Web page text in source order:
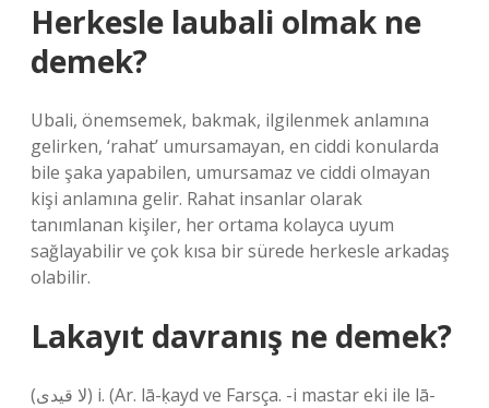
Herkesle laubali olmak ne
demek?
Ubali, önemsemek, bakmak, ilgilenmek anlamına
gelirken, ‘rahat’ umursamayan, en ciddi konularda
bile şaka yapabilen, umursamaz ve ciddi olmayan
kişi anlamına gelir. Rahat insanlar olarak
tanımlanan kişiler, her ortama kolayca uyum
sağlayabilir ve çok kısa bir sürede herkesle arkadaş
olabilir.
Lakayıt davranış ne demek?
(ﻻ ﻗﻴﺪﻯ) i. (Ar. lā-ḳayd ve Farsça. -і mastar eki ile lā-